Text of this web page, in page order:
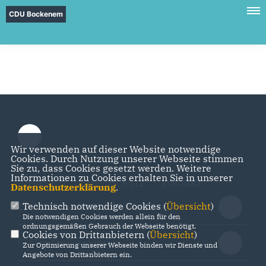
CDU Bockenem
IMPRESSUM DATENSCHUTZ KONTAKT
CDU Kreisverband Hildesheim
CDU in Niedersachsen
Wir verwenden auf dieser Website notwendige
Cookies. Durch Nutzung unserer Webseite stimmen
Sie zu, dass Cookies gesetzt werden. Weitere
Informationen zu Cookies erhalten Sie in unserer
Datenschutzerklärung.
Technisch notwendige Cookies (Übersicht)
Die notwendigen Cookies werden allein für den
ordnungsgemäßen Gebrauch der Webseite benötigt.
Cookies von Drittanbietern (Übersicht)
Zur Optimierung unserer Webseite binden wir Dienste und
Angebote von Drittanbietern ein.